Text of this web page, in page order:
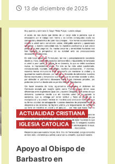
13 de diciembre de 2025
ACTUALIDAD CRISTIANA
IGLESIA CATOLICA
Apoyo al Obispo de
Barbastro en